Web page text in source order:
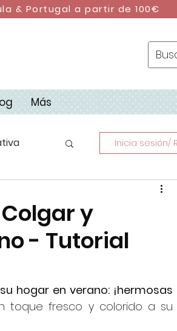
& Portugal a partir de 100€
Más
2023
Inicia sesión/
y
- Tutorial
hogar en verano: ¡hermosas
toque fresco y colorido a su